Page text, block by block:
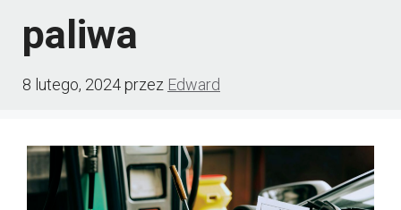
paliwa
8 lutego, 2024przez Edward